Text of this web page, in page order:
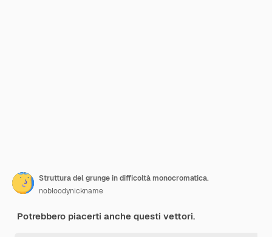
Struttura del grunge in difficoltà monocromatica.
nobloodynickname
Potrebbero piacerti anche questi vettori.